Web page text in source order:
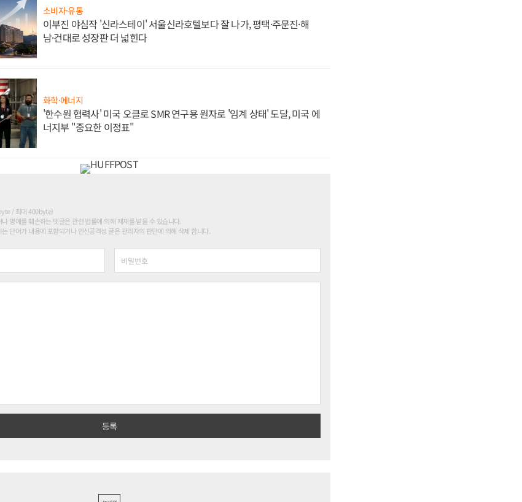
소비자·유통
이부진 야심작 '신라스테이' 서울신라호텔보다 잘 나가, 평택·주문진·해
남·건대로 성장판 더 넓힌다
화학·에너지
'한수원 협력사' 미국 오클로 SMR 연구용 원자로 '임계 상태' 도달, 미국 에
너지부 "중요한 이정표"
/ 최대 400byte)
명예를 훼손하는 댓글은 관련 법률에 의해 제재를 받을 수 있습니다.
단어가 내용에 포함되거나 인신공격성 글은 관리자의 판단에 의해 삭제 합니다.